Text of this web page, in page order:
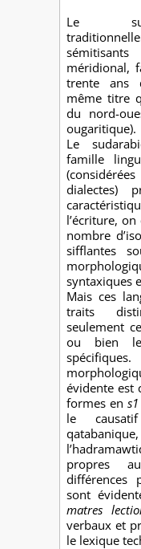
Le
méridional,
trente ans
même titre
du nord-
ougaritique).
Le
famille
dialectes)
l’écriture,
nombre
sifflantes
syntaxiques
Mais ces
traits
seulement
ou bien
évidente est
formes en s1
le
propres
différences
sont
matres
verbaux et
le lexique